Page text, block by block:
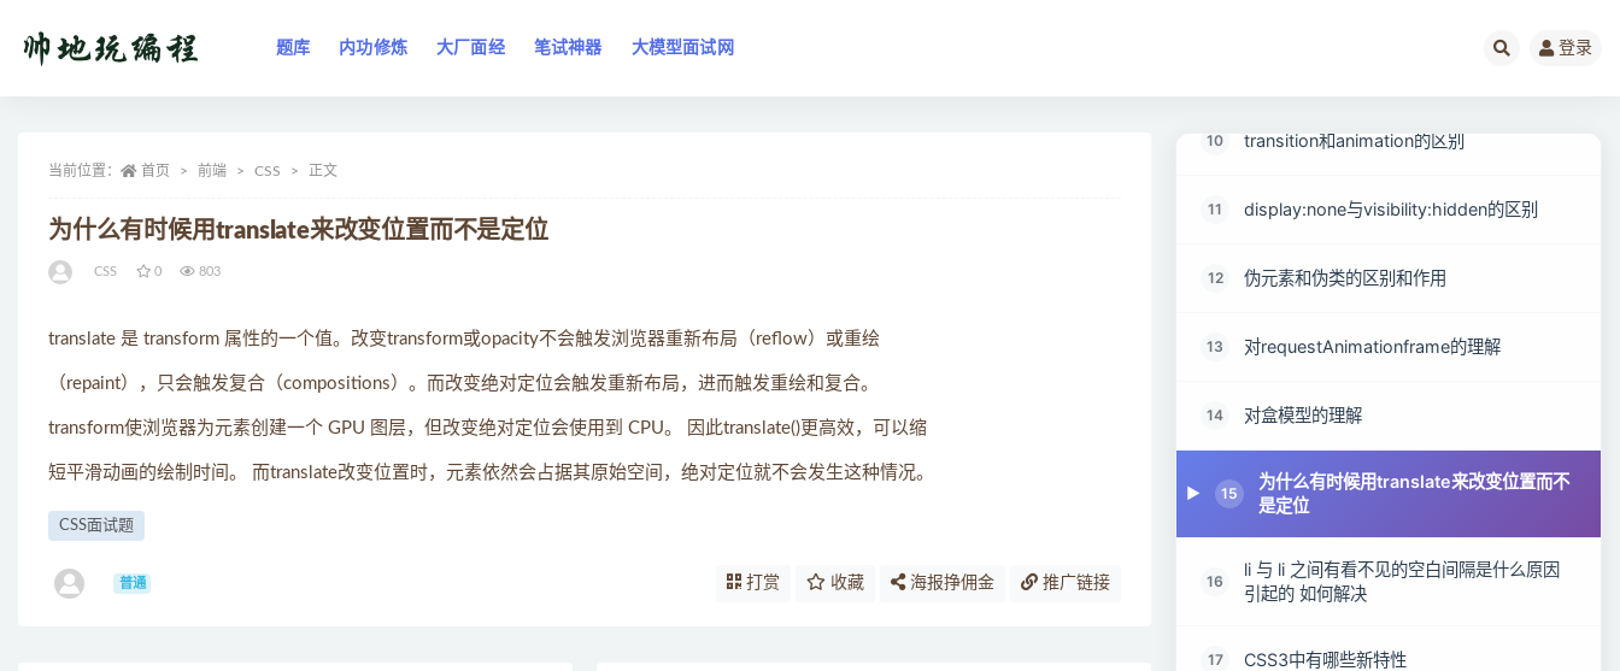
题库 内功修炼 大厂面经 笔试神器 大模型面试网 登录
当前位置： 首页 前端 CSS 正文
为什么有时候⽤translate来改变位置而不是定位
CSS 0 803
translate 是 transform 属性的⼀个值。改变transform或opacity不会触发浏览器重新布局（reflow）或重绘
（repaint），只会触发复合（compositions）。而改变绝对定位会触发重新布局，进而触发重绘和复合。
transform使浏览器为元素创建⼀个 GPU 图层，但改变绝对定位会使用到 CPU。 因此translate()更⾼效，可以缩
短平滑动画的绘制时间。 ⽽translate改变位置时，元素依然会占据其原始空间，绝对定位就不会发⽣这种情况。
CSS面试题
普通 打赏 收藏 海报挣佣金 推广链接
10 transition和animation的区别
11 display:none与visibility:hidden的区别
12 伪元素和伪类的区别和作用
13 对requestAnimationframe的理解
14 对盒模型的理解
15
为什么有时候⽤translate来改变位置而不
是定位
16
li 与 li 之间有看不见的空白间隔是什么原因
引起的 如何解决
17 CSS3中有哪些新特性